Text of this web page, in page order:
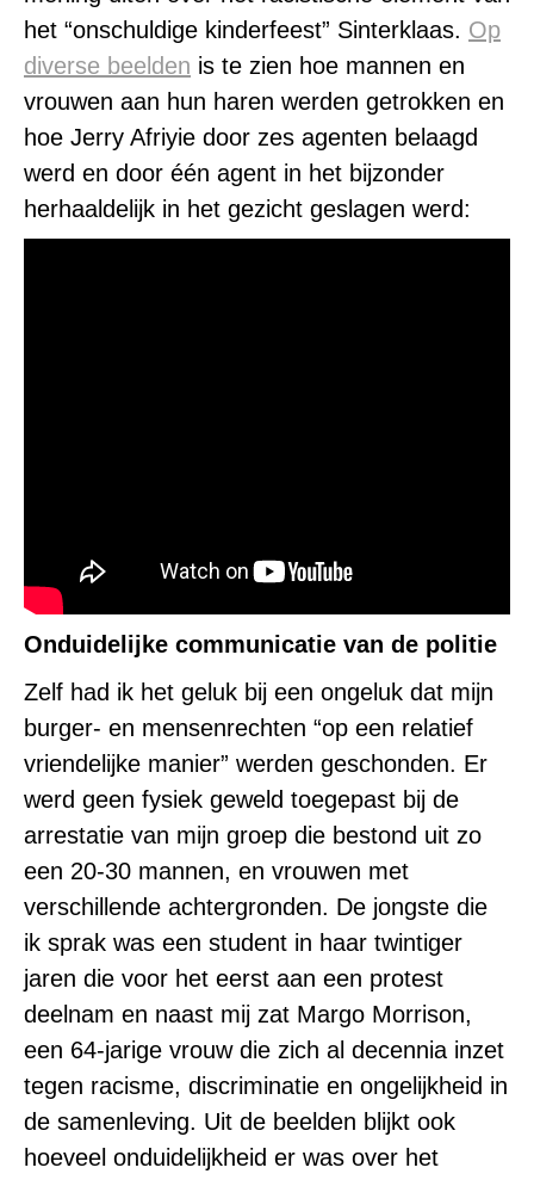
het “onschuldige kinderfeest” Sinterklaas. Op
diverse beelden is te zien hoe mannen en
vrouwen aan hun haren werden getrokken en
hoe Jerry Afriyie door zes agenten belaagd
werd en door één agent in het bijzonder
herhaaldelijk in het gezicht geslagen werd:
Onduidelijke communicatie van de politie
Zelf had ik het geluk bij een ongeluk dat mijn
burger- en mensenrechten “op een relatief
vriendelijke manier” werden geschonden. Er
werd geen fysiek geweld toegepast bij de
arrestatie van mijn groep die bestond uit zo
een 20-30 mannen, en vrouwen met
verschillende achtergronden. De jongste die
ik sprak was een student in haar twintiger
jaren die voor het eerst aan een protest
deelnam en naast mij zat Margo Morrison,
een 64-jarige vrouw die zich al decennia inzet
tegen racisme, discriminatie en ongelijkheid in
de samenleving. Uit de beelden blijkt ook
hoeveel onduidelijkheid er was over het